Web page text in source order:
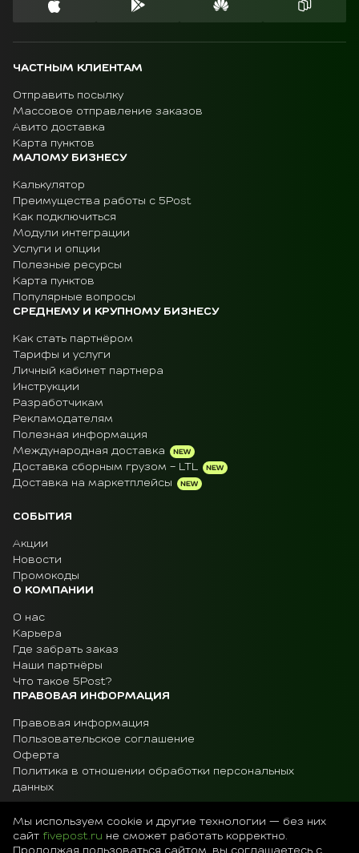
ЧАСТНЫМ КЛИЕНТАМ
Отправить посылку
Массовое отправление заказов
Авито доставка
Карта пунктов
МАЛОМУ БИЗНЕСУ
Калькулятор
Преимущества работы с 5Post
Как подключиться
Модули интеграции
Услуги и опции
Полезные ресурсы
Карта пунктов
Популярные вопросы
СРЕДНЕМУ И КРУПНОМУ БИЗНЕСУ
Как стать партнёром
Тарифы и услуги
Личный кабинет партнера
Инструкции
Разработчикам
Рекламодателям
Полезная информация
Международная доставка
Доставка сборным грузом - LTL
Доставка на маркетплейсы
СОБЫТИЯ
Акции
Новости
Промокоды
О КОМПАНИИ
О нас
Карьера
Где забрать заказ
Наши партнёры
Что такое 5Post?
ПРАВОВАЯ ИНФОРМАЦИЯ
Правовая информация
Пользовательское соглашение
Оферта
Политика в отношении обработки персональных
данных
Остались вопросы?
Мы используем cookie и другие технологии — без них
сайт fivepost.ru не сможет работать корректно.
Продолжая пользоваться сайтом, вы соглашаетесь с